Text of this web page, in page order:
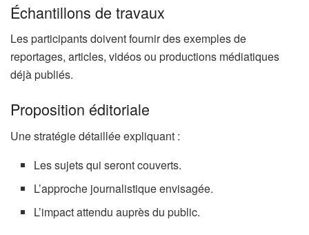
Échantillons de travaux
Les participants doivent fournir des exemples de
reportages, articles, vidéos ou productions médiatiques
déjà publiés.
Proposition éditoriale
Une stratégie détaillée expliquant :
Les sujets qui seront couverts.
L’approche journalistique envisagée.
L’impact attendu auprès du public.